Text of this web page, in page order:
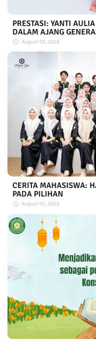
PRESTASI: YANTI
DALAM AJANG
August 05, 2026
CERITA MAHASISWA:
PADA PILIHAN
August 02, 2026